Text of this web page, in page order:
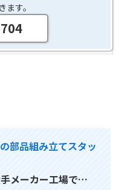
ます。
部品組み立てスタッ
メーカー工場で…